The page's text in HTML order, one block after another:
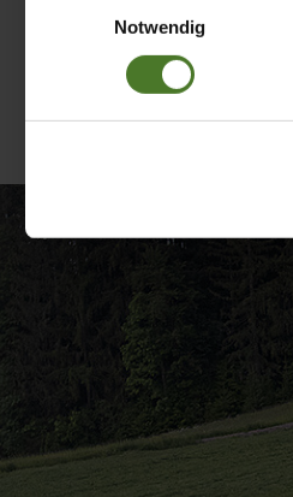
Impressum
Notwendig
Effet 3D